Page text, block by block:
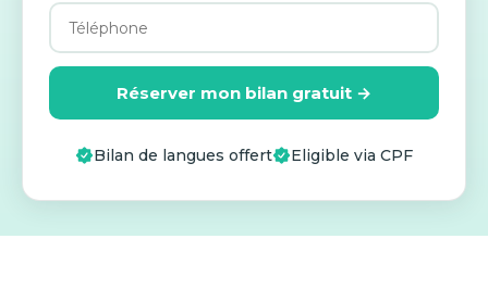
Réserver mon bilan gratuit →
Bilan de langues offert Eligible via CPF